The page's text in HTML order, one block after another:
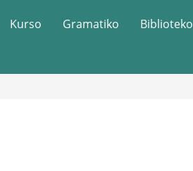
Kurso Gramatiko Biblioteko